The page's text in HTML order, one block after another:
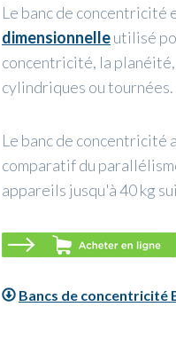
Le banc de concentricité
dimensionnelleutilisé
concentricité, la
cylindriques ou tournées.
Le banc de concentricité
comparatif du
appareils jusqu'à 40 kg
Bancs de concentricité